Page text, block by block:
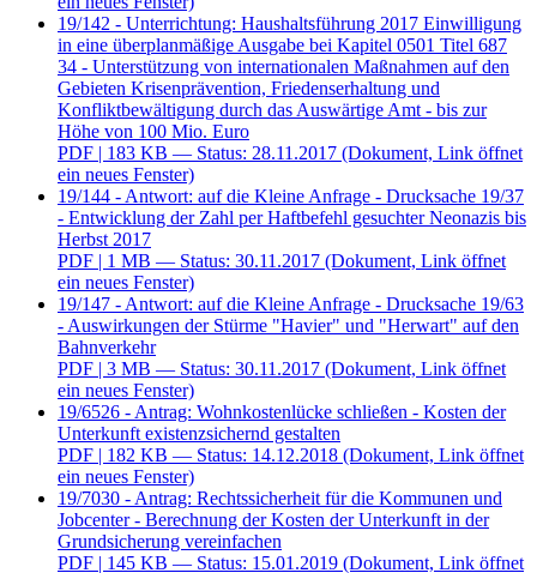
19/142 - Unterrichtung: Haushaltsführung 2017 Einwilligung
in eine überplanmäßige Ausgabe bei Kapitel 0501 Titel 687
34 - Unterstützung von internationalen Maßnahmen auf den
Gebieten Krisenprävention, Friedenserhaltung und
Konfliktbewältigung durch das Auswärtige Amt - bis zur
Höhe von 100 Mio. Euro
PDF | 183 KB — Status: 28.11.2017 (Dokument, Link öffnet
ein neues Fenster)
19/144 - Antwort: auf die Kleine Anfrage - Drucksache 19/37
- Entwicklung der Zahl per Haftbefehl gesuchter Neonazis bis
Herbst 2017
PDF | 1 MB — Status: 30.11.2017 (Dokument, Link öffnet
ein neues Fenster)
19/147 - Antwort: auf die Kleine Anfrage - Drucksache 19/63
- Auswirkungen der Stürme "Havier" und "Herwart" auf den
Bahnverkehr
PDF | 3 MB — Status: 30.11.2017 (Dokument, Link öffnet
ein neues Fenster)
19/6526 - Antrag: Wohnkostenlücke schließen - Kosten der
Unterkunft existenzsichernd gestalten
PDF | 182 KB — Status: 14.12.2018 (Dokument, Link öffnet
ein neues Fenster)
19/7030 - Antrag: Rechtssicherheit für die Kommunen und
Jobcenter - Berechnung der Kosten der Unterkunft in der
Grundsicherung vereinfachen
PDF | 145 KB — Status: 15.01.2019 (Dokument, Link öffnet